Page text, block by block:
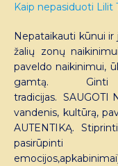
Kaip nepasiduoti
Nepataikauti kūnui
žalių zonų
paveldo naikinimui,
gamtą. Ginti
tradicijas. SAUGOTI
vandenis, kultūrą,
AUTENTIKĄ.